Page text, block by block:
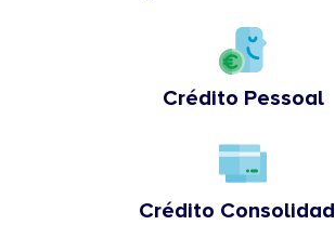
Crédito Pessoal
Crédito